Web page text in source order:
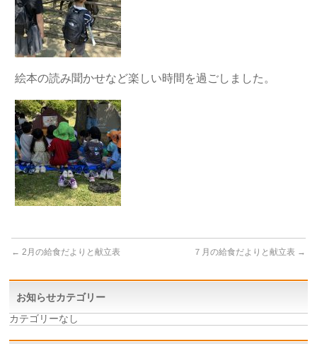
絵本の読み聞かせなど楽しい時間を過ごしました。
← 2月の給食だよりと献立表 ７月の給食だよりと献立表 →
お知らせカテゴリー
カテゴリーなし